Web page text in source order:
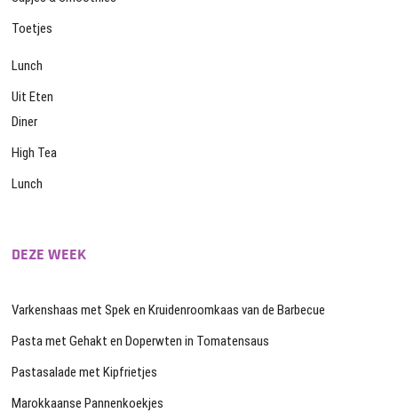
Toetjes
Lunch
Uit Eten
Diner
High Tea
Lunch
DEZE WEEK
Varkenshaas met Spek en Kruidenroomkaas van de Barbecue
Pasta met Gehakt en Doperwten in Tomatensaus
Pastasalade met Kipfrietjes
Marokkaanse Pannenkoekjes